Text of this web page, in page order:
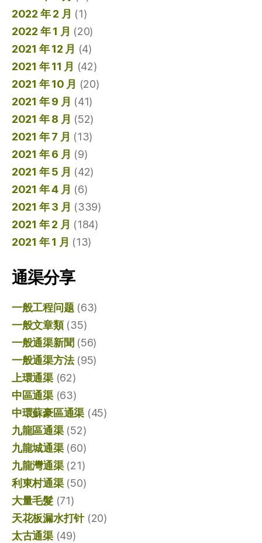
2022 年 2 月 (1)
2022 年 1 月 (20)
2021 年 12 月 (4)
2021 年 11 月 (42)
2021 年 10 月 (20)
2021 年 9 月 (41)
2021 年 8 月 (52)
2021 年 7 月 (13)
2021 年 6 月 (9)
2021 年 5 月 (42)
2021 年 4 月 (6)
2021 年 3 月 (339)
2021 年 2 月 (184)
2021 年 1 月 (13)
通渠分享
一般工程问题(63)
一般文章類(35)
一般通渠新聞 (56)
一般通渠方法(95)
上環通渠(62)
中區通渠(63)
中環蘇豪區通渠 (45)
九龍區通渠(52)
九龍城通渠(60)
九龍灣通渠(21)
利東村通渠(50)
大量毛髮(71)
天花板漏水打针(20)
太古通渠(49)